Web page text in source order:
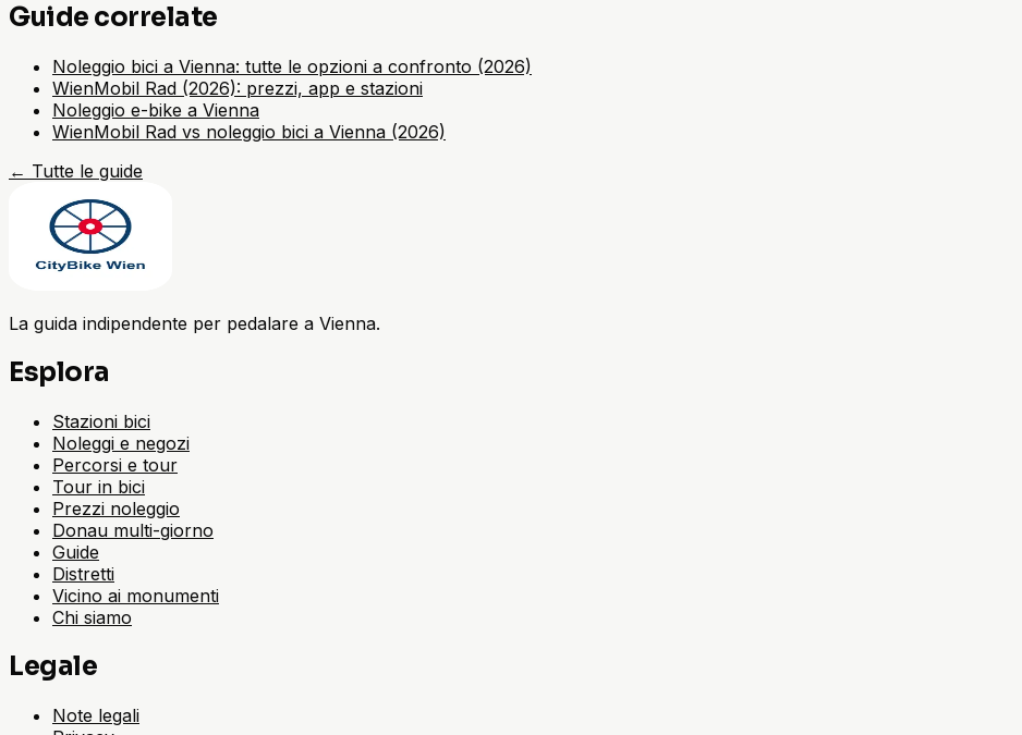
Guide correlate
Noleggio bici a Vienna: tutte le opzioni a confronto (2026)
WienMobil Rad (2026): prezzi, app e stazioni
Noleggio e-bike a Vienna
WienMobil Rad vs noleggio bici a Vienna (2026)
← Tutte le guide
La guida indipendente per pedalare a Vienna.
Esplora
Stazioni bici
Noleggi e negozi
Percorsi e tour
Tour in bici
Prezzi noleggio
Donau multi-giorno
Guide
Distretti
Vicino ai monumenti
Chi siamo
Legale
Note legali